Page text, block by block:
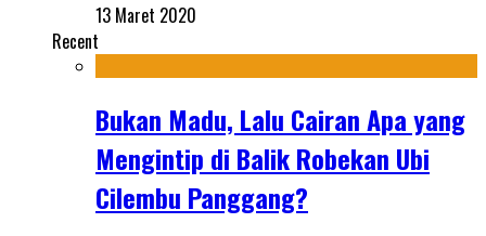
13 Maret 2020
Recent
Bukan Madu, Lalu Cairan Apa yang
Mengintip di Balik Robekan Ubi
Cilembu Panggang?